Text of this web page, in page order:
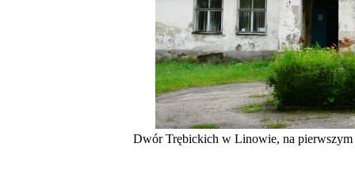
Dwór Trębickich w Linowie, na